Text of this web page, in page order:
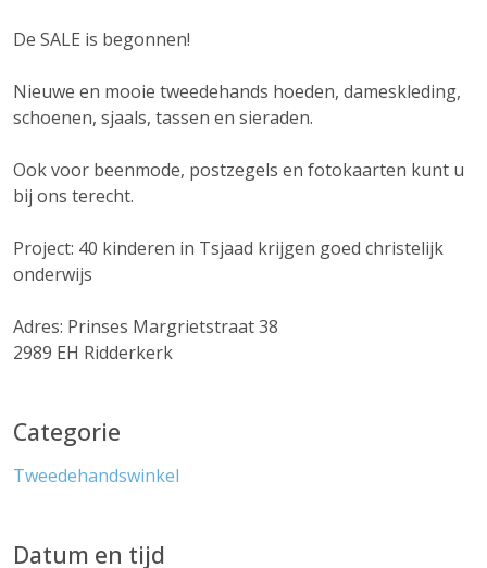
De SALE is begonnen!
Nieuwe en mooie tweedehands hoeden, dameskleding,
schoenen, sjaals, tassen en sieraden.
Ook voor beenmode, postzegels en fotokaarten kunt u
bij ons terecht.
Project: 40 kinderen in Tsjaad krijgen goed christelijk
onderwijs
Adres: Prinses Margrietstraat 38
2989 EH Ridderkerk
Categorie
Tweedehandswinkel
Datum en tijd